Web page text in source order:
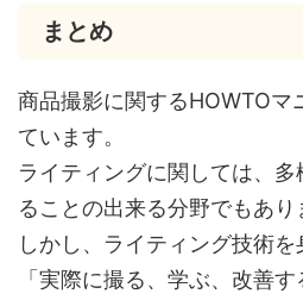
まとめ
商品撮影に関するHOWTOマ
ています。
ライティングに関しては、
ることの出来る分野でもあり
しかし、ライティング技術を
「実際に撮る、学ぶ、改善